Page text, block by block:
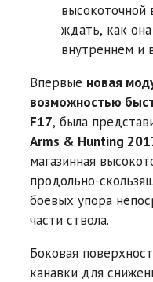
высокоточной
ждать, как
внутреннем и
Впервые новая
возможностью
F17, была
Arms & Hunting
магазинная
продольно-
боевых упора
части ствола.
Боковая
канавки для